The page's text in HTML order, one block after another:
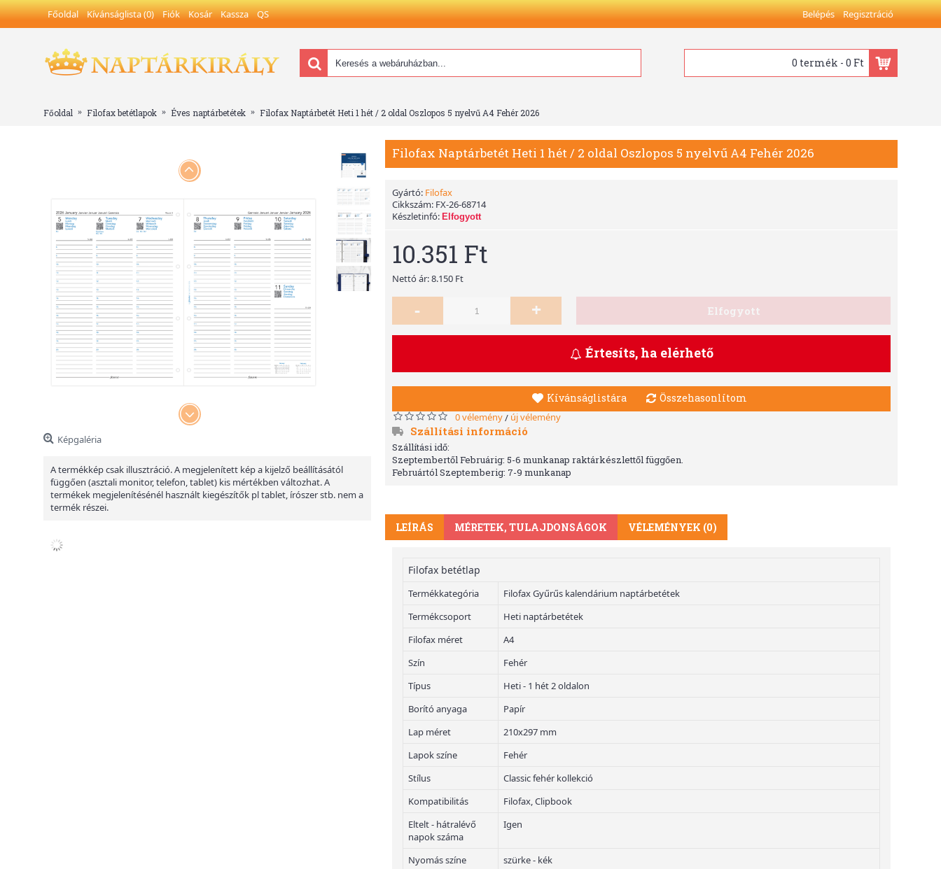
Főoldal Kívánságlista (0) Fiók Kosár Kassza QS Belépés Regisztráció
0 termék - 0 Ft
Főoldal Filofax betétlapok Éves naptárbetétek Filofax Naptárbetét Heti 1 hét / 2 oldal Oszlopos 5 nyelvű A4 Fehér 2026
Képgaléria
A termékkép csak illusztráció. A megjelenített kép a kijelző beállításától
függően (asztali monitor, telefon, tablet) kis mértékben változhat. A
termékek megjelenítésénél használt kiegészítők pl tablet, írószer stb. nem a
termék részei.
Filofax Naptárbetét Heti 1 hét / 2 oldal Oszlopos 5 nyelvű A4 Fehér 2026
Gyártó: Filofax
Cikkszám: FX-26-68714
Készletinfó: Elfogyott
10.351 Ft
Nettó ár: 8.150 Ft
- + Elfogyott
Értesíts, ha elérhető
Kívánságlistára Összehasonlítom
0 vélemény/ új vélemény
Szállítási információ
Szállítási idő:
Szeptembertől Februárig: 5-6 munkanap raktárkészlettől függően.
Februártól Szeptemberig: 7-9 munkanap
LEÍRÁS MÉRETEK, TULAJDONSÁGOK VÉLEMÉNYEK (0)
Filofax betétlap
Termékkategória
Filofax Gyűrűs kalendárium naptárbetétek
Termékcsoport
Heti naptárbetétek
Filofax méret
A4
Szín
Fehér
Típus
Heti - 1 hét 2 oldalon
Borító anyaga
Papír
Lap méret
210x297 mm
Lapok színe
Fehér
Stílus
Classic fehér kollekció
Kompatibilitás
Filofax, Clipbook
Eltelt - hátralévő
napok száma
Igen
Nyomás színe
szürke - kék